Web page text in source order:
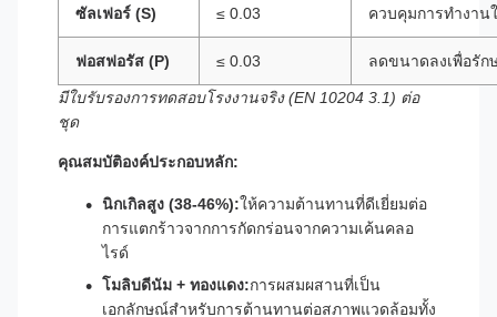
ซัลเฟอร์ (S) ≤ 0.03 ควบคุมการทำงาน
ฟอสฟอรัส (P) ≤ 0.03 ลดขนาดลงเพื่อรัก
มีใบรับรองการทดสอบโรงงานจริง (EN 10204 3.1) ต่อ
ชุด
คุณสมบัติองค์ประกอบหลัก:
นิกเกิลสูง (38-46%):ให้ความต้านทานที่ดีเยี่ยมต่อ
การแตกร้าวจากการกัดกร่อนจากความเค้นคลอ
ไรด์
โมลิบดีนัม + ทองแดง:การผสมผสานที่เป็น
เอกลักษณ์สำหรับการต้านทานต่อสภาพแวดล้อมทั้ง